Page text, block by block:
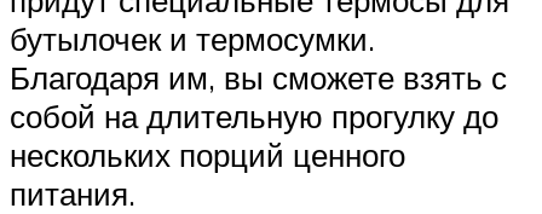
бутылочек и термосумки.
Благодаря им, вы сможете взять с
собой на длительную прогулку до
нескольких порций ценного
питания.